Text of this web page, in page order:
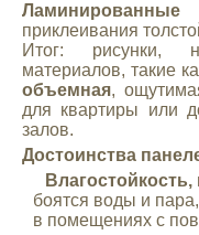
Ламинированные
приклеивания
Итог: рисунки,
материалов, такие
объемная,
для квартиры или
залов.
Достоинства
боятся воды и
в помещениях с
Renault
Suzuki
Toyota
Volkswagen